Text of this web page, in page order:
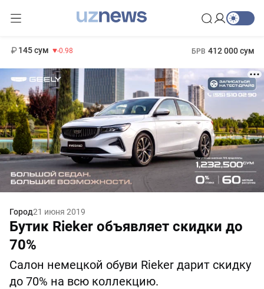
145 сум -0.98 БРВ 412 000 сум
Город21 июня 2019
Бутик Rieker объявляет скидки до
70%
Салон немецкой обуви Rieker дарит скидку
до 70% на всю коллекцию.